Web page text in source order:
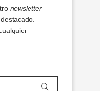
newsletter